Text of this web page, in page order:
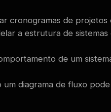
cronogramas de projetos
a estrutura de sistemas
de um
diagrama de fluxo